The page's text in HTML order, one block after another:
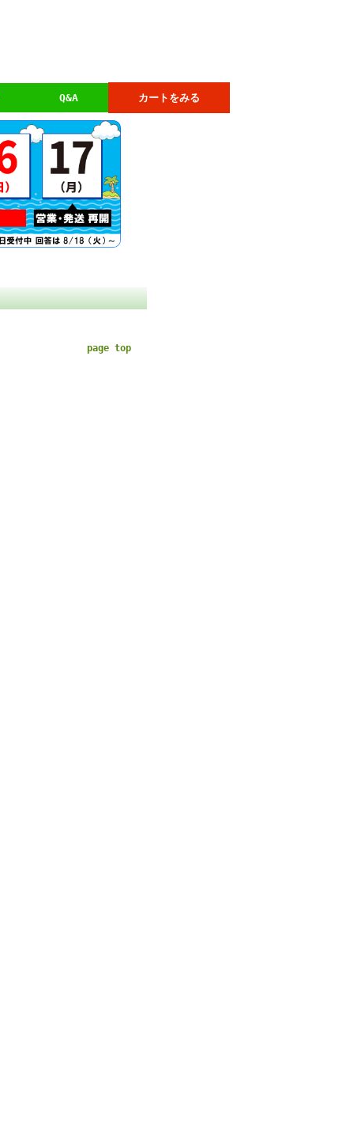
Q&A カートをみる
page top